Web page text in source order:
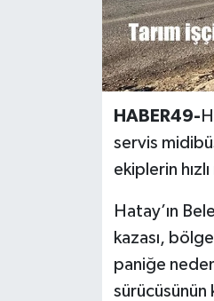
HABER49-
servis
ekiplerin
Hatay’ın
kazası,
paniğe
Bulanık
Malazgirt